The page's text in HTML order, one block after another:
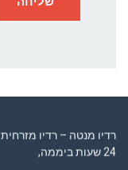
רדיו מנטה – רדיו
24 שעות ביממה,